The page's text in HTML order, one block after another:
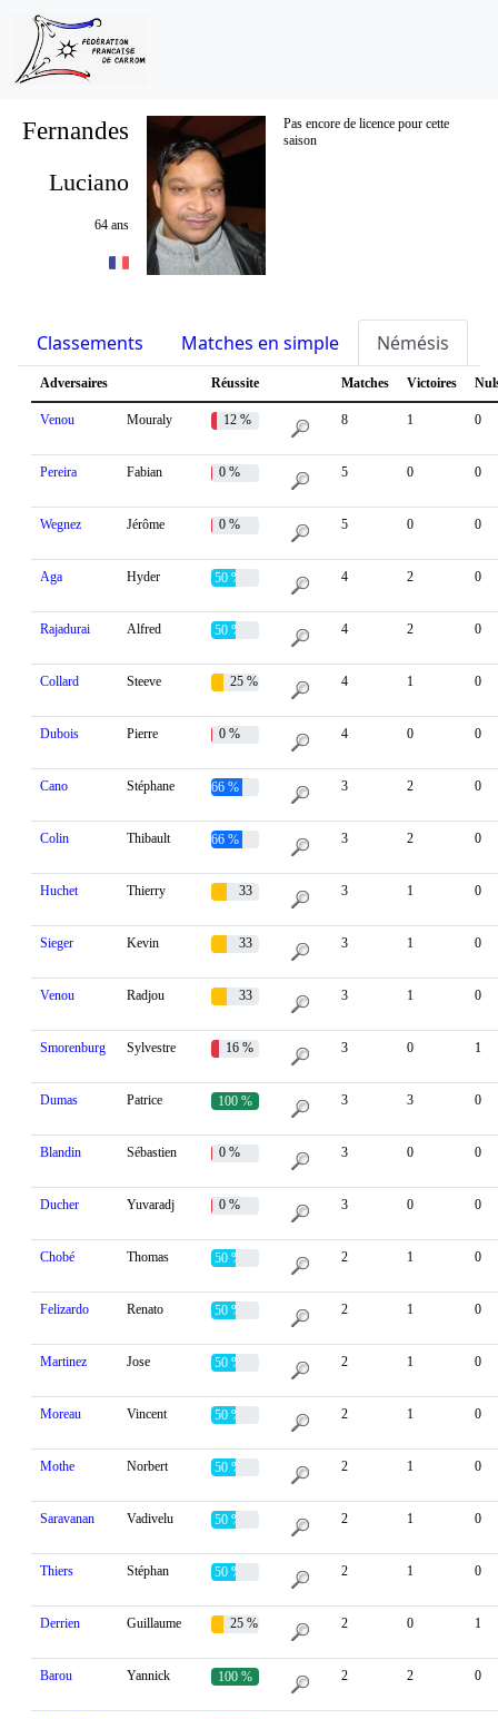
Fernandes
Pas encore de licence pour cette
saison
Luciano
64 ans
Classements Matches en simple Némésis
Adversaires Réussite Matches Victoires
Venou Mouraly 12 % 8 1 0
Pereira Fabian 0 % 5 0 0
Wegnez Jérôme 0 % 5 0 0
Aga Hyder 50 % 4 2 0
Rajadurai Alfred 50 % 4 2 0
Collard Steeve 25 % 4 1 0
Dubois Pierre 0 % 4 0 0
Cano Stéphane 66 % 3 2 0
Colin Thibault 66 % 3 2 0
Huchet Thierry
33
3 1 0
Sieger Kevin
33
3 1 0
Venou Radjou
33
3 1 0
Smorenburg Sylvestre 16 % 3 0 1
Dumas Patrice 100 % 3 3 0
Blandin Sébastien 0 % 3 0 0
Ducher Yuvaradj 0 % 3 0 0
Chobé Thomas 50 % 2 1 0
Felizardo Renato 50 % 2 1 0
Martinez Jose 50 % 2 1 0
Moreau Vincent 50 % 2 1 0
Mothe Norbert 50 % 2 1 0
Saravanan Vadivelu 50 % 2 1 0
Thiers Stéphan 50 % 2 1 0
Derrien Guillaume 25 % 2 0 1
Barou Yannick 100 % 2 2 0